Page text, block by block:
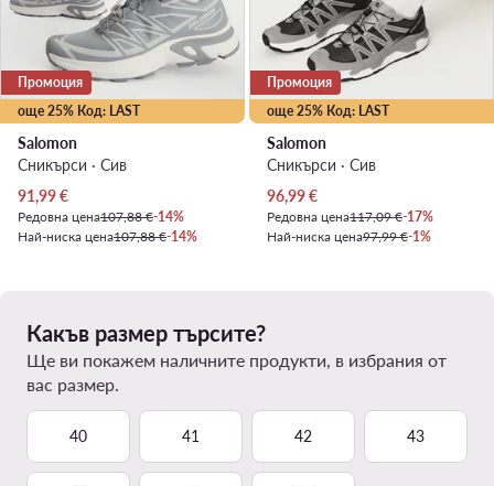
още 25% Код: LAST
Промоция
Salomon
Сникърси · Сив
Актуална цена
91,99€
Редовна цена107,88 €-14%
Най-ниска цена107,88 €-14%
още 25% Код: LAST
Промоция
Salomon
Сникърси · Сив
Актуална цена
96,99€
Редовна цена117,09 €-17%
Най-ниска цена97,99 €-1%
Какъв размер търсите?
Ще ви покажем наличните продукти, в избрания от
вас размер.
40 41 42 43